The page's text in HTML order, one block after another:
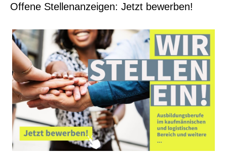
Offene Stellenanzeigen: Jetzt bewerben!